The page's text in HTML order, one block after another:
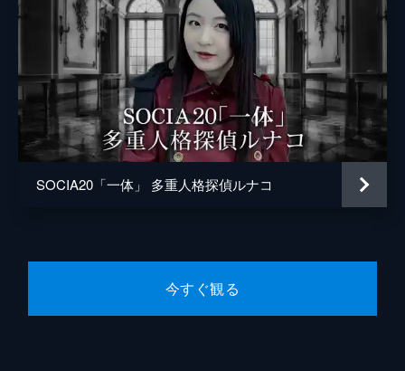
SOCIA20「一体」 多重人格探偵ルナコ
今すぐ観る